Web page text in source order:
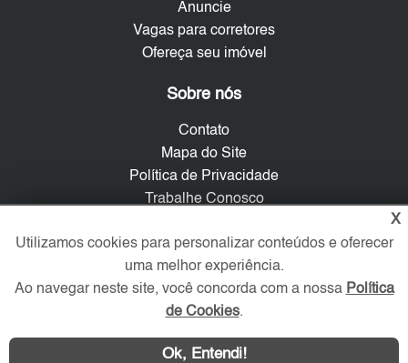
Anuncie
Vagas para corretores
Ofereça seu imóvel
Sobre nós
Contato
Mapa do Site
Política de Privacidade
Trabalhe Conosco
Verificada por
Redes Sociais
X
Utilizamos cookies para personalizar conteúdos e oferecer
uma melhor experiência.
Ao navegar neste site, você concorda com a nossa Política
de Cookies.
Ok, Entendi!